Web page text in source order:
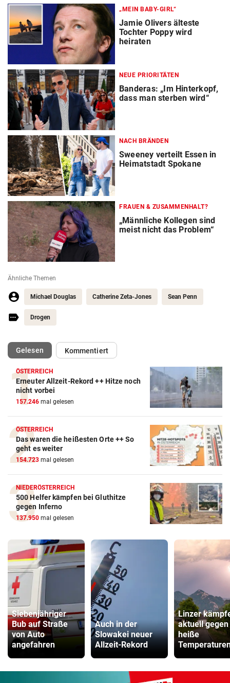
„MEIN BABY-GIRL“
Jamie Olivers älteste
Tochter Poppy wird
heiraten
NEUE PRIORITÄTEN
Banderas: „Im Hinterkopf,
dass man sterben wird“
NACH BRÄNDEN
Sweeney verteilt Essen in
Heimatstadt Spokane
FRAUEN & ZUSAMMENHALT?
„Männliche Kollegen sind
meist nicht das Problem“
Ähnliche Themen
Michael Douglas Catherine Zeta-Jones Sean Penn
Drogen
Gelesen(ausgewählt)Kommentiert
ÖSTERREICH
Erneuter Allzeit-Rekord ++ Hitze noch
nicht vorbei
157.246 mal gelesen
ÖSTERREICH
Das waren die heißesten Orte ++ So
geht es weiter
154.723 mal gelesen
NIEDERÖSTERREICH
500 Helfer kämpfen bei Gluthitze
gegen Inferno
137.950 mal gelesen
Siebenjähriger
Bub auf Straße
von Auto
angefahren
Auch in der
Slowakei neuer
Allzeit-Rekord
Linzer
aktuell gegen
heiße